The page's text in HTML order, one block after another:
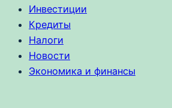
Инвестиции
Кредиты
Налоги
Новости
Экономика и финансы